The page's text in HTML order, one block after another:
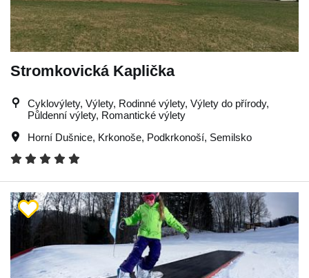
Stromkovická Kaplička
Cyklovýlety, Výlety, Rodinné výlety, Výlety do přírody,
Půldenní výlety, Romantické výlety
Horní Dušnice, Krkonoše, Podkrkonoší, Semilsko